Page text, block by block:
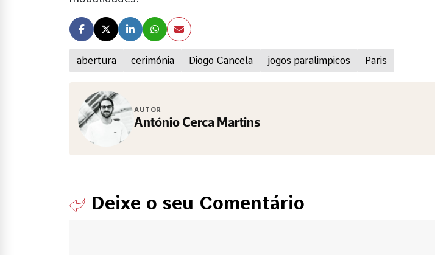
abertura cerimónia Diogo Cancela jogos paralimpicos Paris
AUTOR
António Cerca Martins
Deixe o seu Comentário